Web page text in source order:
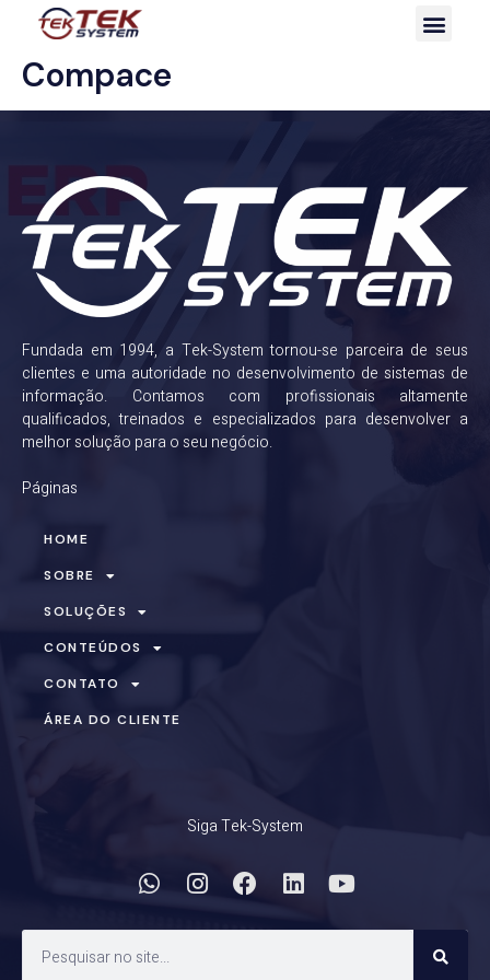
Compace
Fundada em 1994, a Tek-System tornou-se parceira de seus
clientes e uma autoridade no desenvolvimento de sistemas de
informação. Contamos com profissionais altamente
qualificados, treinados e especializados para desenvolver a
melhor solução para o seu negócio.
Páginas
HOME
SOBRE
SOLUÇÕES
CONTEÚDOS
CONTATO
ÁREA DO CLIENTE
Siga Tek-System